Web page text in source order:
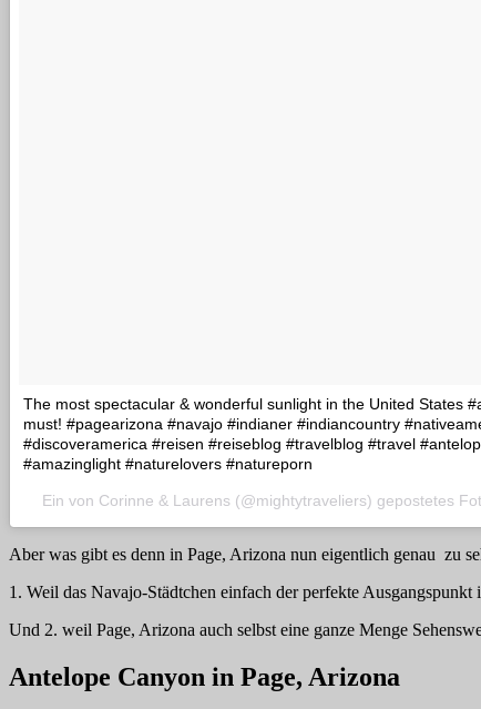
The most spectacular & wonderful sunlight in the United States
must! #pagearizona #navajo #indianer #indiancountry
#discoveramerica #reisen #reiseblog #travelblog #travel
#amazinglight #naturelovers #natureporn
Ein von Corinne & Laurens (@mightytraveliers) gepostetes
Aber was gibt es denn in Page, Arizona nun eigentlich genau zu
1. Weil das Navajo-Städtchen einfach der perfekte
Und 2. weil Page, Arizona auch selbst eine ganze Menge
Antelope Canyon in Page, Arizona